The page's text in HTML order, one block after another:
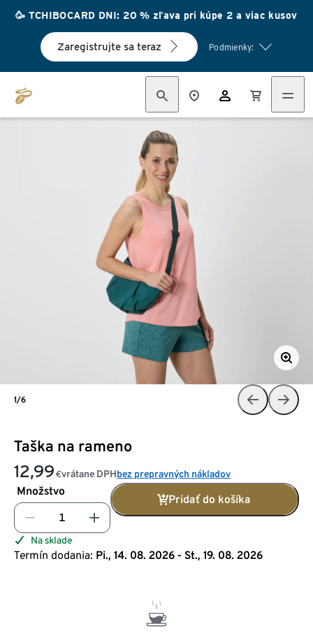
🥳 TCHIBOCARD DNI: 20 % zľava pri kúpe 2 a viac kusov
Zaregistrujte sa teraz Podmienky:
Taška na rameno
12,99 €vrátane DPHbez prepravných nákladov
Množstvo
Pridať do košíka
Na sklade
Termín dodania: Pi., 14. 08. 2026 - St., 19. 08. 2026
1/6